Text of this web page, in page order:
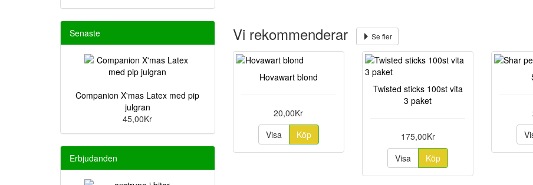
Vi rekommenderar Se fler
Hovawart blond
20,00Kr
Visa
Köp
Twisted sticks 100st vita
3 paket
175,00Kr
Visa
Köp
Senaste
Companion X'mas Latex med pip
julgran
45,00Kr
Erbjudanden